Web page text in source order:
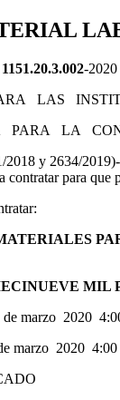
1151.20.3.002-2020
LAS
PARA LA
2018 y 2634/
para que
MIL
de marzo 2020
marzo 2020